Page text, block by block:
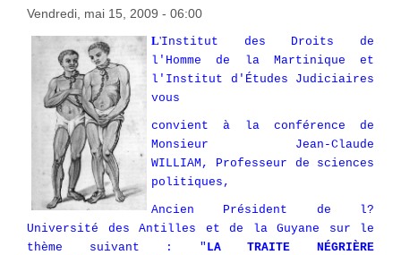
Vendredi, mai 15, 2009 - 06:00
L'Institut des Droits de
l'Homme de la Martinique et
l'Institut d'Études Judiciaires
vous
convient à la conférence de
Monsieur Jean-Claude
WILLIAM, Professeur de sciences
politiques,
Ancien Président de l?
Université des Antilles et de la Guyane sur le
thème suivant : " LA TRAITE NÉGRIÈRE